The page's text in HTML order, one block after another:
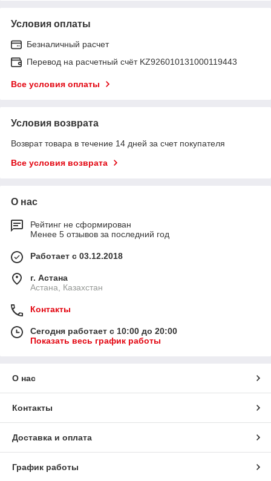
Условия оплаты
Безналичный расчет
Перевод на расчетный счёт KZ926010131000119443
Все условия оплаты
Условия возврата
Возврат товара в течение 14 дней за счет покупателя
Все условия возврата
О нас
Рейтинг не сформирован
Менее 5 отзывов за последний год
Работает с 03.12.2018
г. Астана
Астана, Казахстан
Контакты
Сегодня работает с 10:00 до 20:00
Показать весь график работы
О нас
Контакты
Доставка и оплата
График работы